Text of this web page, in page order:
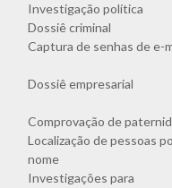
Investigação política
Dossiê criminal
Captura de senhas de e-
Dossiê empresarial
Comprovação de
Localização de pessoas
nome
Investigações para